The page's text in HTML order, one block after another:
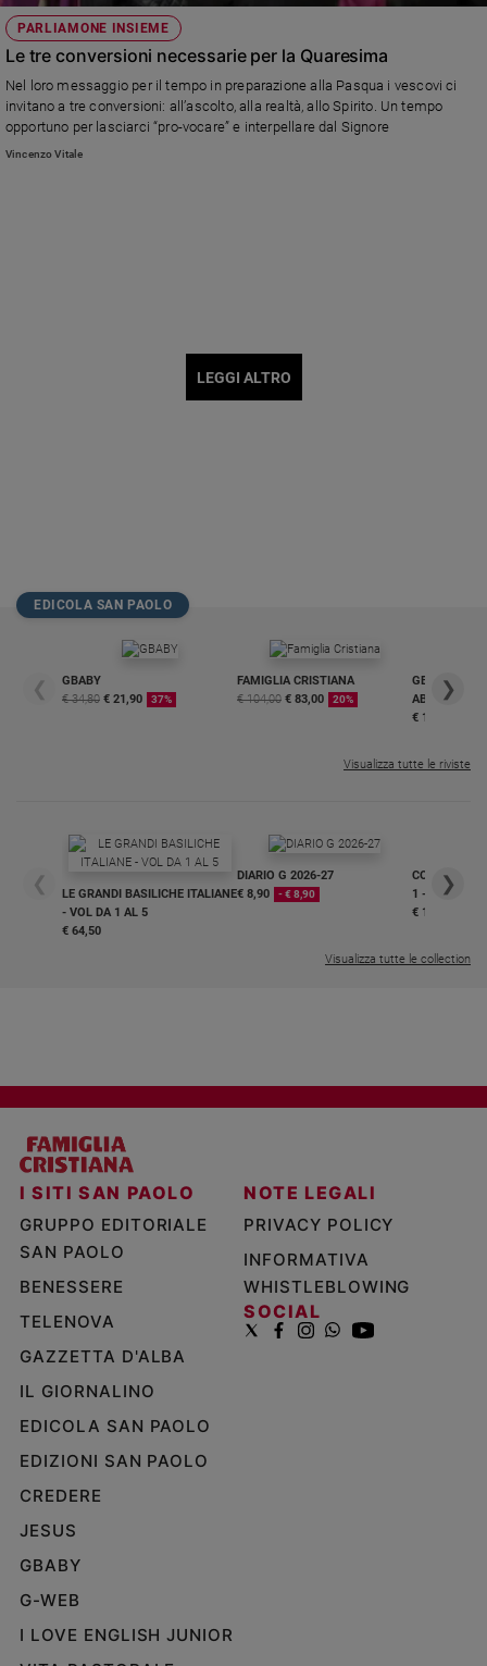
PARLIAMONE INSIEME
Le tre conversioni necessarie per la Quaresima
Nel loro messaggio per il tempo in preparazione alla Pasqua i vescovi ci
invitano a tre conversioni: all’ascolto, alla realtà, allo Spirito. Un tempo
opportuno per lasciarci “pro-vocare” e interpellare dal Signore
Vincenzo Vitale
LEGGI ALTRO
EDICOLA SAN PAOLO
❮
GBABY
€ 34,80 € 21,90 37%
FAMIGLIA CRISTIANA
€ 104,00 € 83,00 20%
GBABY
€ 16,99
❯
Visualizza tutte le riviste
❮
LE GRANDI BASILICHE ITALIANE
- VOL DA 1 AL 5
€ 64,50
DIARIO G 2026-27
€ 8,90
- € 8,90
COLLANA
1 - 2
€ 18,50
❯
Visualizza tutte le collection
I SITI SAN PAOLO
GRUPPO EDITORIALE
SAN PAOLO
BENESSERE
TELENOVA
GAZZETTA D'ALBA
IL GIORNALINO
EDICOLA SAN PAOLO
EDIZIONI SAN PAOLO
CREDERE
JESUS
GBABY
G-WEB
I LOVE ENGLISH JUNIOR
NOTE LEGALI
PRIVACY POLICY
INFORMATIVA
WHISTLEBLOWING
SOCIAL